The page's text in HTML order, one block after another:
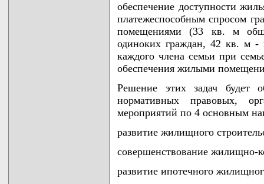
обеспечение доступности
платежеспособным спросом
помещениями (33 кв. м
одиноких граждан, 42 кв. м
каждого члена семьи при
обеспечения жилыми
Решение этих задач будет
нормативных правовых,
мероприятий по 4 основным
развитие жилищного
совершенствование жилищно-
развитие ипотечного